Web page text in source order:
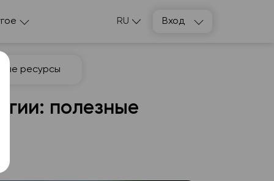
RU Вход
ресурсы
полезные